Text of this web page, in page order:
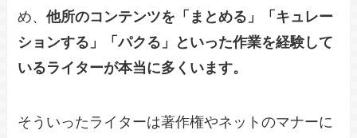
め、他所のコンテンツを「まとめる」「キュレー
ションする」「パクる」といった作業を経験して
いるライターが本当に多くいます。
そういったライターは著作権やネットのマナーに